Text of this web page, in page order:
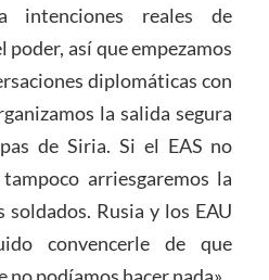
intenciones reales de
poder, así que empezamos
diplomáticas con
la salida segura
de Siria. Si el EAS no
arriesgaremos la
soldados. Rusia y los EAU
convencerle de que